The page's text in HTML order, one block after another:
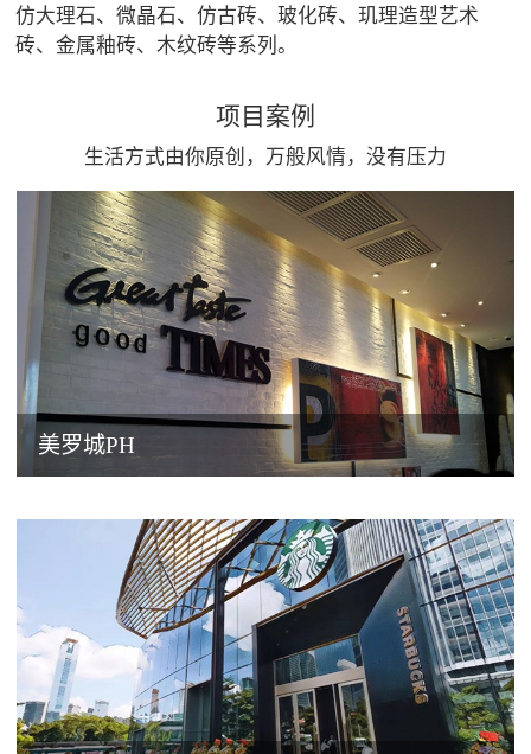
仿大理石、微晶石、仿古砖、玻化砖、玑理造型艺术
砖、金属釉砖、木纹砖等系列。
项目案例
生活方式由你原创，万般风情，没有压力
美罗城PH